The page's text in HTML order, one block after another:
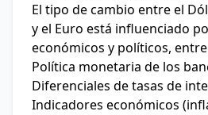
El tipo de cambio entre el
y el Euro está influenciado
económicos y políticos,
Política monetaria de los
Diferenciales de tasas de
Indicadores económicos